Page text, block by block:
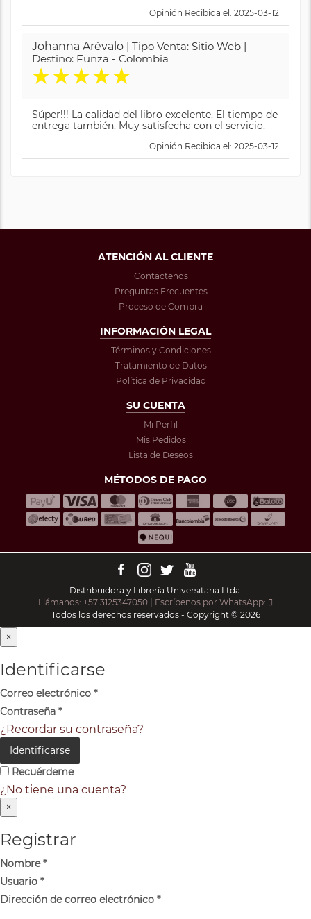
Opinión Recibida el: 2025-03-12
Johanna Arévalo | Tipo Venta: Sitio Web |
Destino: Funza - Colombia
★★★★★
Súper!!! La calidad del libro excelente. El tiempo de
entrega también. Muy satisfecha con el servicio.
Opinión Recibida el: 2025-03-12
ATENCIÓN AL CLIENTE
Contáctenos
Preguntas Frecuentes
Proceso de Compra
INFORMACIÓN LEGAL
Términos y Condiciones
Tratamiento de Datos
Política de Privacidad
SU CUENTA
Mi Perfil
Mis Pedidos
Lista de Deseos
MÉTODOS DE PAGO
Distribuidora y Librería Universitaria Ltda.
Llámanos: +57 3125347050
Escríbenos por WhatsApp:
Todos los derechos reservados - Copyright © 2026
×
Identificarse
Correo electrónico *
Contraseña *
¿Recordar su contraseña?
Identificarse
Recuérdeme
¿No tiene una cuenta?
×
Registrar
Nombre*
Usuario *
Dirección de correo electrónico *